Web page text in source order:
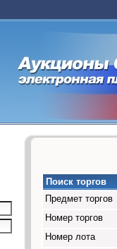
Поиск торгов
Предмет торгов
Номер торгов
Номер лота